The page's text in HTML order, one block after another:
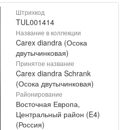
Штрихкод
TUL001414
Название в коллекции
Carex diandra (Осока
двутычинковая)
Принятое название
Carex diandra Schrank
(Осока двутычинковая)
Районирование
Восточная Европа,
Центральный район (E4)
(Россия)